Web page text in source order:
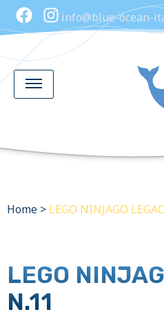
info@blue-ocean-
Home > LEGO NINJAGO
LEGO
N.11